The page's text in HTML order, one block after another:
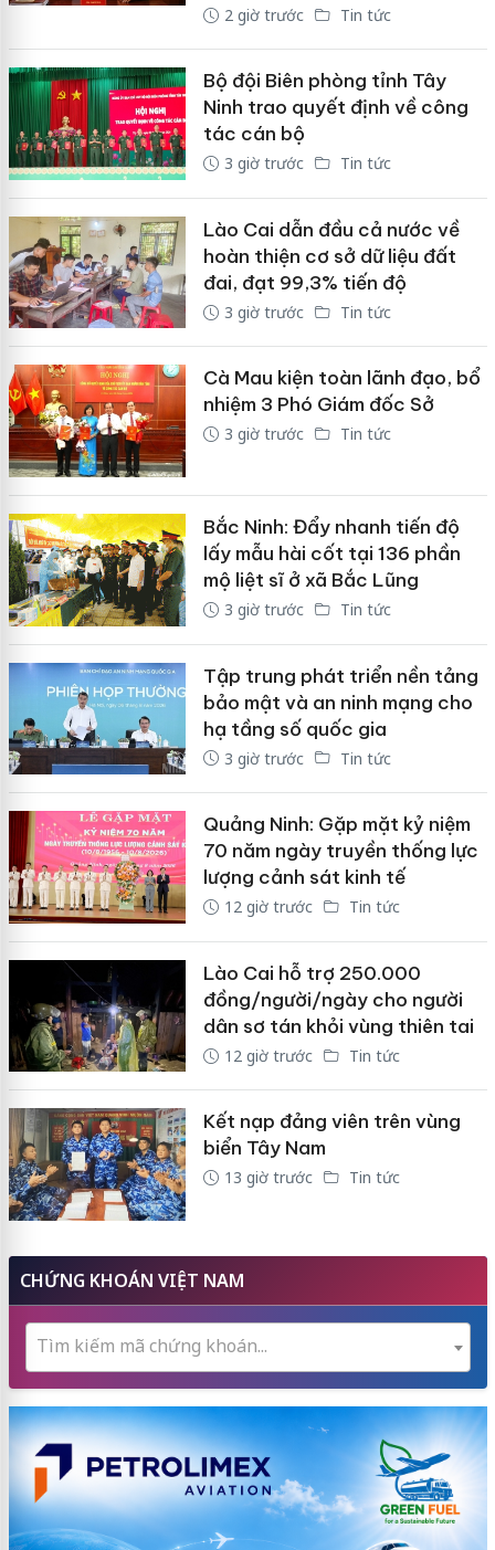
2 giờ trước Tin tức
Bộ đội Biên phòng tỉnh Tây
Ninh trao quyết định về công
tác cán bộ
3 giờ trước Tin tức
Lào Cai dẫn đầu cả nước về
hoàn thiện cơ sở dữ liệu đất
đai, đạt 99,3% tiến độ
3 giờ trước Tin tức
Cà Mau kiện toàn lãnh đạo, bổ
nhiệm 3 Phó Giám đốc Sở
3 giờ trước Tin tức
Bắc Ninh: Đẩy nhanh tiến độ
lấy mẫu hài cốt tại 136 phần
mộ liệt sĩ ở xã Bắc Lũng
3 giờ trước Tin tức
Tập trung phát triển nền tảng
bảo mật và an ninh mạng cho
hạ tầng số quốc gia
3 giờ trước Tin tức
Quảng Ninh: Gặp mặt kỷ niệm
70 năm ngày truyền thống lực
lượng cảnh sát kinh tế
12 giờ trước Tin tức
Lào Cai hỗ trợ 250.000
đồng/người/ngày cho người
dân sơ tán khỏi vùng thiên tai
12 giờ trước Tin tức
Kết nạp đảng viên trên vùng
biển Tây Nam
13 giờ trước Tin tức
CHỨNG KHOÁN VIỆT NAM
Tìm kiếm mã chứng khoán...